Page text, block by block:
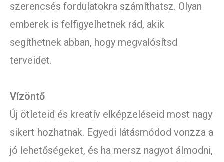
szerencsés fordulatokra számíthatsz. Olyan
emberek is felfigyelhetnek rád, akik
segíthetnek abban, hogy megvalósítsd
terveidet.
Vízöntő
Új ötleteid és kreatív elképzeléseid most nagy
sikert hozhatnak. Egyedi látásmódod vonzza a
jó lehetőségeket, és ha mersz nagyot álmodni,